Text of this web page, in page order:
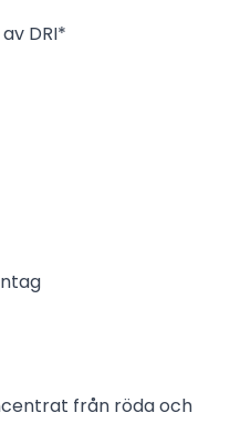
DRI*
från röda och